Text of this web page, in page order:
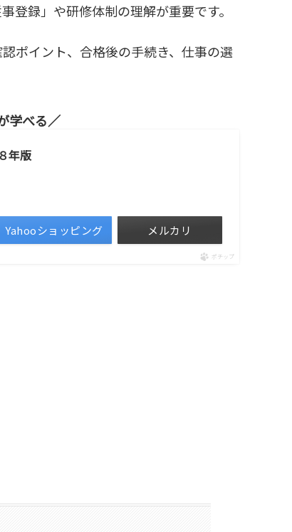
登録」や研修体制の理解が重要です。
ポイント、合格後の手続き、仕事の選
学べる
年版
Yahooショッピング メルカリ
ポチップ